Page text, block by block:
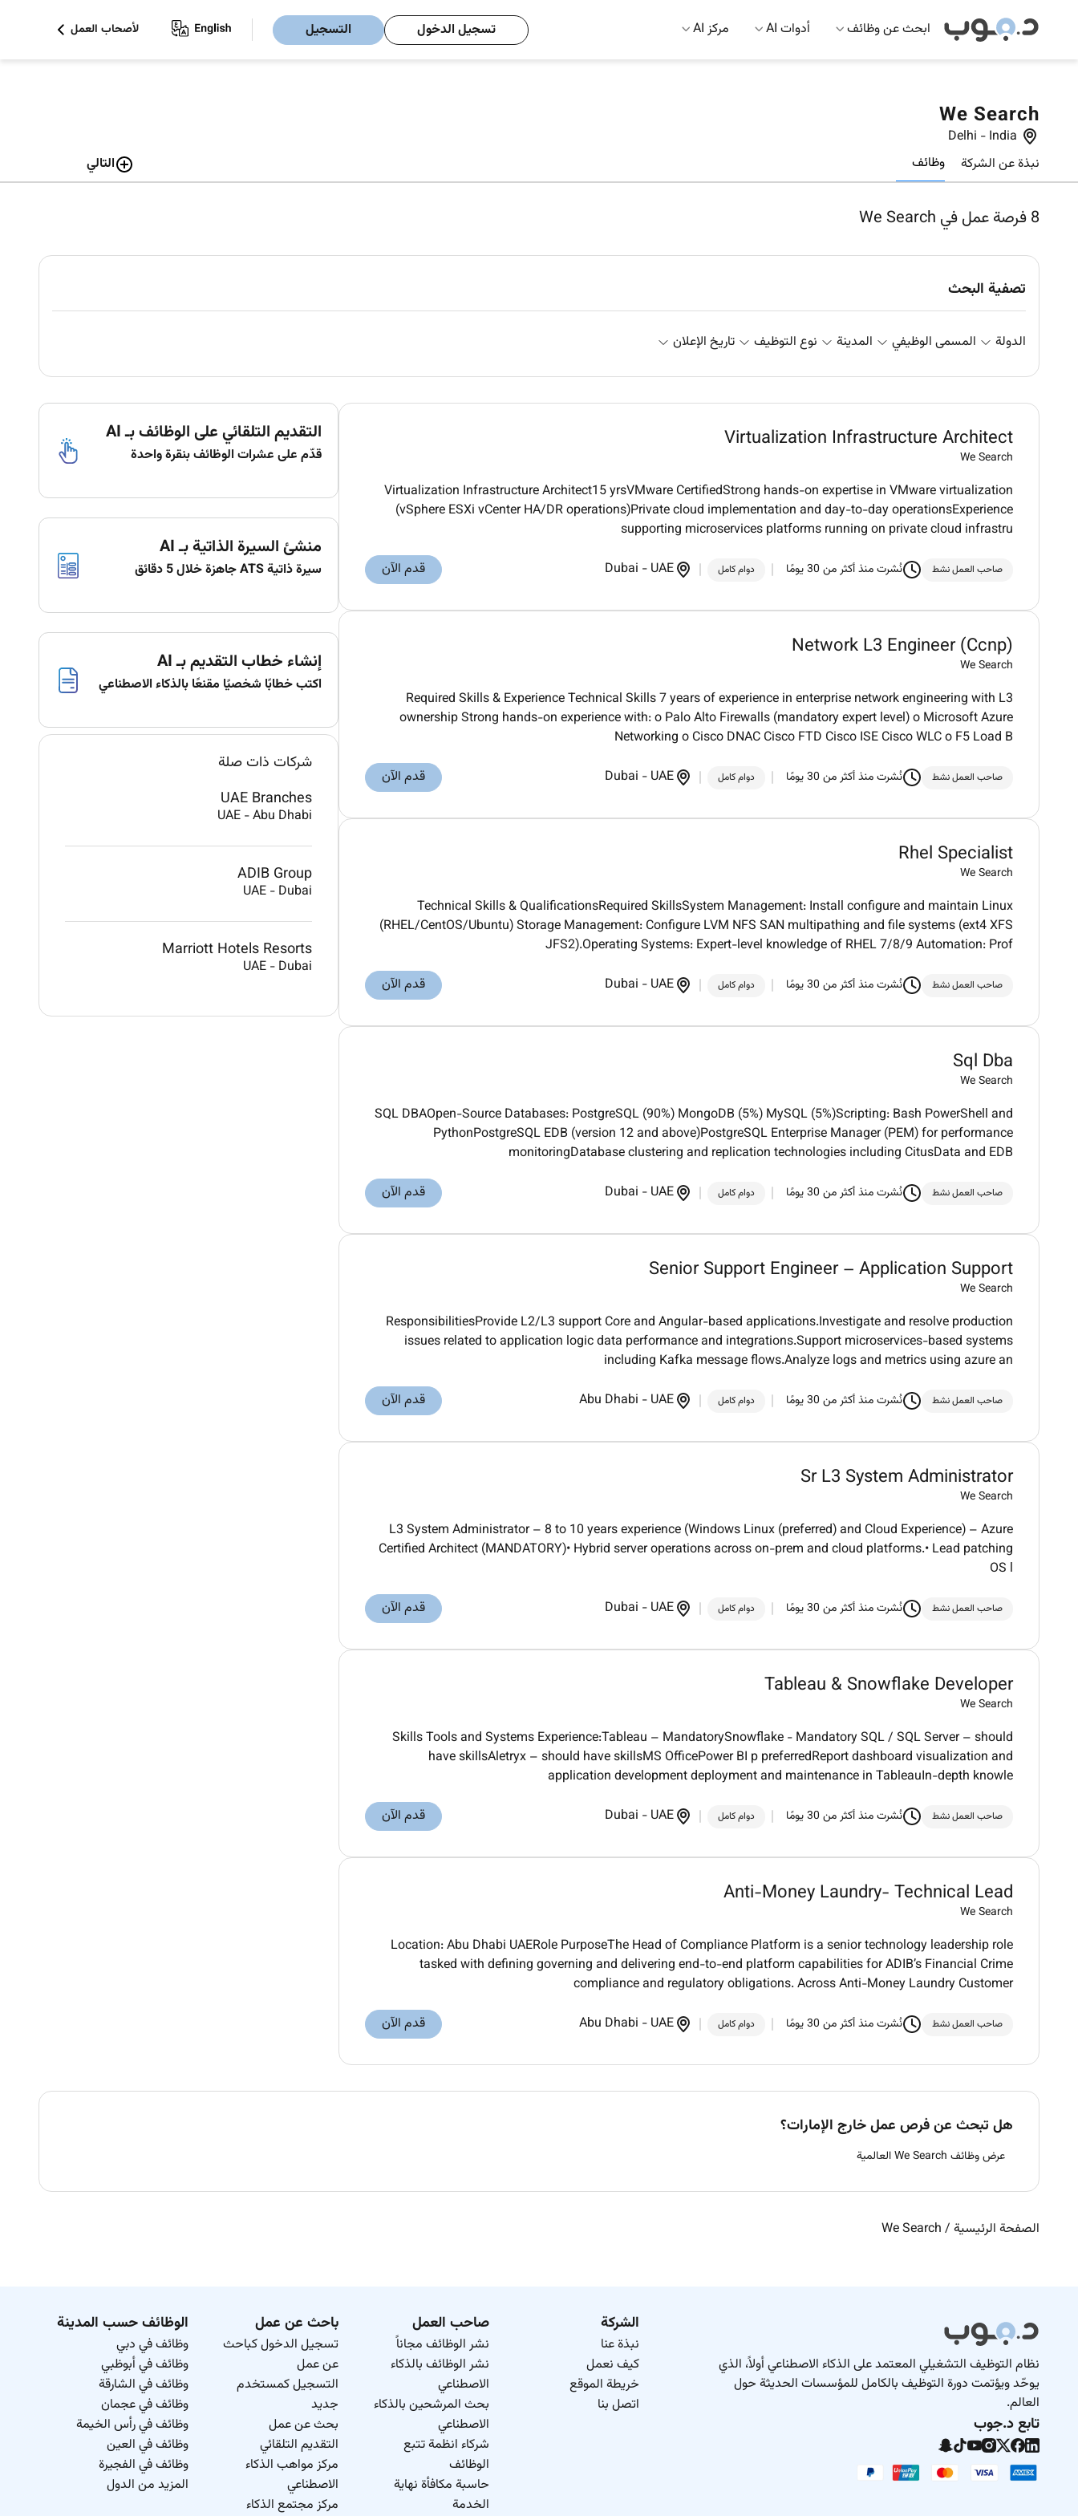
ابحث عن وظائف أدوات AI مركز AI تسجيل الدخول التسجيل لأصحاب العمل
We Search
Delhi - India
نبذة عن الشركة
وظائف التالي
8فرصة عمل في We Search
تصفية البحث
الدولة المسمى الوظيفي المدينة نوع التوظيف تاريخ الإعلان
Virtualization Infrastructure Architect
We Search
Virtualization Infrastructure Architect15 yrsVMware CertifiedStrong hands-on expertise in VMware virtualization
(vSphere ESXi vCenter HA/DR operations)Private cloud implementation and day-to-day operationsExperience
supporting microservices platforms running on private cloud infrastru
صاحب العمل نشط نُشرت منذ أكثر من 30 يومًا دوام كامل Dubai - UAE قدم الآن
Network L3 Engineer (Ccnp)
We Search
Required Skills & Experience Technical Skills 7 years of experience in enterprise network engineering with L3
ownership Strong hands-on experience with: o Palo Alto Firewalls (mandatory expert level) o Microsoft Azure
Networking o Cisco DNAC Cisco FTD Cisco ISE Cisco WLC o F5 Load B
صاحب العمل نشط نُشرت منذ أكثر من 30 يومًا دوام كامل Dubai - UAE قدم الآن
Rhel Specialist
We Search
Technical Skills & QualificationsRequired SkillsSystem Management: Install configure and maintain Linux
(RHEL/CentOS/Ubuntu) Storage Management: Configure LVM NFS SAN multipathing and file systems (ext4 XFS
JFS2).Operating Systems: Expert-level knowledge of RHEL 7/8/9 Automation: Prof
صاحب العمل نشط نُشرت منذ أكثر من 30 يومًا دوام كامل Dubai - UAE قدم الآن
Sql Dba
We Search
SQL DBAOpen-Source Databases: PostgreSQL (90%) MongoDB (5%) MySQL (5%)Scripting: Bash PowerShell and
PythonPostgreSQL EDB (version 12 and above)PostgreSQL Enterprise Manager (PEM) for performance
monitoringDatabase clustering and replication technologies including CitusData and EDB
صاحب العمل نشط نُشرت منذ أكثر من 30 يومًا دوام كامل Dubai - UAE قدم الآن
Senior Support Engineer – Application Support
We Search
ResponsibilitiesProvide L2/L3 support Core and Angular-based applications.Investigate and resolve production
issues related to application logic data performance and integrations.Support microservices-based systems
including Kafka message flows.Analyze logs and metrics using azure an
صاحب العمل نشط نُشرت منذ أكثر من 30 يومًا دوام كامل Abu Dhabi - UAE قدم الآن
Sr L3 System Administrator
We Search
L3 System Administrator – 8 to 10 years experience (Windows Linux (preferred) and Cloud Experience) – Azure
Certified Architect (MANDATORY)• Hybrid server operations across on-prem and cloud platforms.• Lead patching
OS l
صاحب العمل نشط نُشرت منذ أكثر من 30 يومًا دوام كامل Dubai - UAE قدم الآن
Tableau & Snowflake Developer
We Search
Skills Tools and Systems Experience:Tableau – MandatorySnowflake - Mandatory SQL / SQL Server – should
have skillsAletryx – should have skillsMS OfficePower BI p preferredReport dashboard visualization and
application development deployment and maintenance in TableauIn-depth knowle
صاحب العمل نشط نُشرت منذ أكثر من 30 يومًا دوام كامل Dubai - UAE قدم الآن
Anti-Money Laundry- Technical Lead
We Search
Location: Abu Dhabi UAERole PurposeThe Head of Compliance Platform is a senior technology leadership role
tasked with defining governing and delivering end-to-end platform capabilities for ADIB’s Financial Crime
compliance and regulatory obligations. Across Anti-Money Laundry Customer
صاحب العمل نشط نُشرت منذ أكثر من 30 يومًا دوام كامل Abu Dhabi - UAE قدم الآن
التقديم التلقائي على الوظائف بـ AI
قدّم على عشرات الوظائف بنقرة واحدة
منشئ السيرة الذاتية بـ AI
سيرة ذاتية ATS جاهزة خلال 5 دقائق
إنشاء خطاب التقديم بـ AI
اكتب خطابًا شخصيًا مقنعًا بالذكاء الاصطناعي
شركات ذات صلة
UAE Branches
UAE -Abu Dhabi
ADIB Group
UAE - Dubai
Marriott Hotels Resorts
UAE - Dubai
هل تبحث عن فرص عمل خارج الإمارات؟
عرض وظائف We Search العالمية
الصفحة الرئيسية /
We Search
نظام التوظيف التشغيلي المعتمد على الذكاء الاصطناعي أولاً، الذي
يوحّد ويؤتمت دورة التوظيف بالكامل للمؤسسات الحديثة حول
العالم.
تابع د.جوب
الشركة
نبذة عنا
كيف نعمل
خريطة الموقع
اتصل بنا
صاحب العمل
نشر الوظائف مجاناً
نشر الوظائف بالذكاء
الاصطناعي
بحث المرشحين بالذكاء
الاصطناعي
شركاء انظمة تتبع
الوظائف
حاسبة مكافأة نهاية
الخدمة
باحث عن عمل
تسجيل الدخول كباحث
عن عمل
التسجيل كمستخدم
جديد
بحث عن عمل
التقديم التلقائي
مركز مواهب الذكاء
الاصطناعي
مركز مجتمع الذكاء
الوظائف حسب المدينة
وظائف في دبي
وظائف في أبوظبي
وظائف في الشارقة
وظائف في عجمان
وظائف في رأس الخيمة
وظائف في العين
وظائف في الفجيرة
المزيد من الدول